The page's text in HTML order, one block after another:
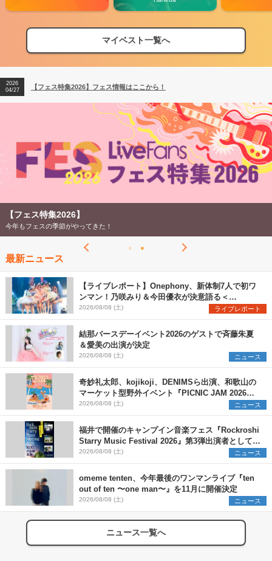
マイベスト一覧へ
【フェス特集2026】フェス情報はここから！
【ライブ動員ランキング】2026年上半期編発表！
2026
04/27
【フェス特集2026】フェス情報はここから！
2026
【ライブ動員ランキング】2026年上半期編発表！
【フェス特集2026】
今年もフェスの季節がやってきた！
最新ニュース
【ライブレポート】Onephony、新体制7人で初ワ
ンマン！乃咲みり＆今田優衣が決意語る＜
Onephony新体制1st Oneman Live はじまりの夏
＞
2026/08/08 (土) ライブレポート
結那バースデーイベント2026のゲストで斉藤朱夏
＆愛美の出演が決定
2026/08/08 (土) ニュース
奇妙礼太郎、kojikoji、DENIMSら出演、和歌山の
マーケット型野外イベント『PICNIC JAM 2026』
早割チケット発売開始
2026/08/08 (土) ニュース
福井で開催のキャンプイン音楽フェス『Rockroshi
Starry Music Festival 2026』第3弾出演者として
SCOOBIE DO、かりゆし58、Reiを発表
2026/08/08 (土) ニュース
omeme tenten、今年最後のワンマンライブ『ten
out of ten 〜one man〜』を11月に開催決定
2026/08/08 (土) ニュース
ニュース一覧へ